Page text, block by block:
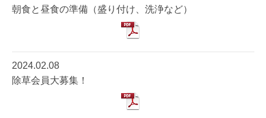
朝食と昼食の準備（盛り付け、洗浄など）
2024.02.08
除草会員大募集！